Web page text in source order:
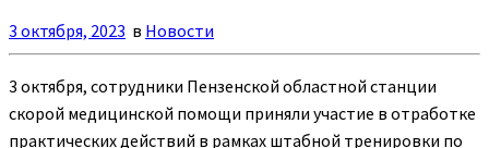
3 октября, 2023 в Новости
3 октября, сотрудники Пензенской областной станции
скорой медицинской помощи приняли участие в отработке
практических действий в рамках штабной тренировки по